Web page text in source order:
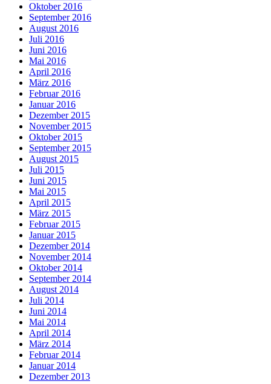
Oktober 2016
September 2016
August 2016
Juli 2016
Juni 2016
Mai 2016
April 2016
März 2016
Februar 2016
Januar 2016
Dezember 2015
November 2015
Oktober 2015
September 2015
August 2015
Juli 2015
Juni 2015
Mai 2015
April 2015
März 2015
Februar 2015
Januar 2015
Dezember 2014
November 2014
Oktober 2014
September 2014
August 2014
Juli 2014
Juni 2014
Mai 2014
April 2014
März 2014
Februar 2014
Januar 2014
Dezember 2013